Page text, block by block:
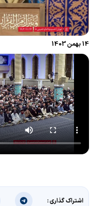
14 بهمن 1403
اشتراک گذاری :